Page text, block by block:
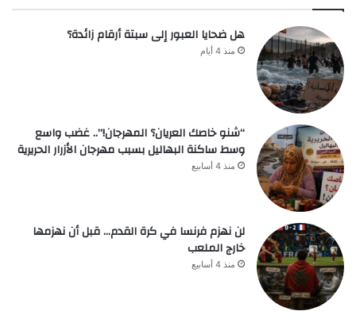
هل ضحايا العبور إلى سبتة أرقام زائدة؟
منذ 4 أيام
“شنو خاصك العريان؟ المهرجان!”.. غضب واسع
وسط ساكنة البهاليل بسبب مهرجان الأزرار الحريرية
منذ 4 أسابيع
لن نهزم فرنسا في كرة القدم… قبل أن نهزمها
خارج الملعب
منذ 4 أسابيع